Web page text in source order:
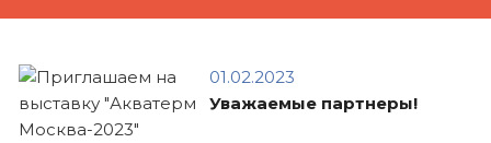
01.02.2023
Уважаемые партнеры!